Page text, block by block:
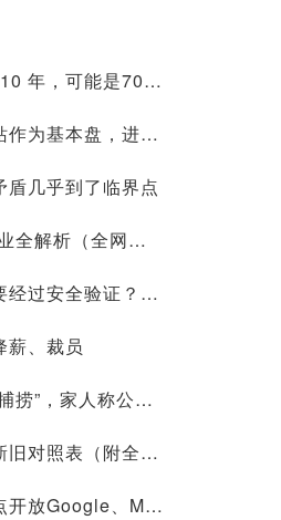
DeepSeek 表明：未来 10 年，可能是70后80后最艰难的10 年
为什么建议大家要将网站作为基本盘，进来看看是否有道理再喷
几乎到了临界点
人形机器人：2025年产业全解析（全网最全国内外玩家排行&细分龙头）
微信添加新好友为何总要经过安全验证？背后原因深度解析
薪、裁员
河北一企业家遭遇“近海捕捞”，家人称公司账上10.9亿现金惹祸
中华人民共和国公司法新旧对照表（附全文）
历史性一步？上海将试点开放Google、Meta等国际平台访问！